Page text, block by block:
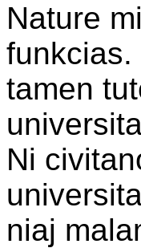
Nature
funkcias.
tamen
Ni
niaj